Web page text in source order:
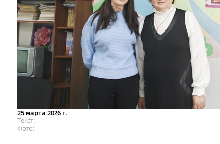
25 марта 2026 г.
Текст
Фото